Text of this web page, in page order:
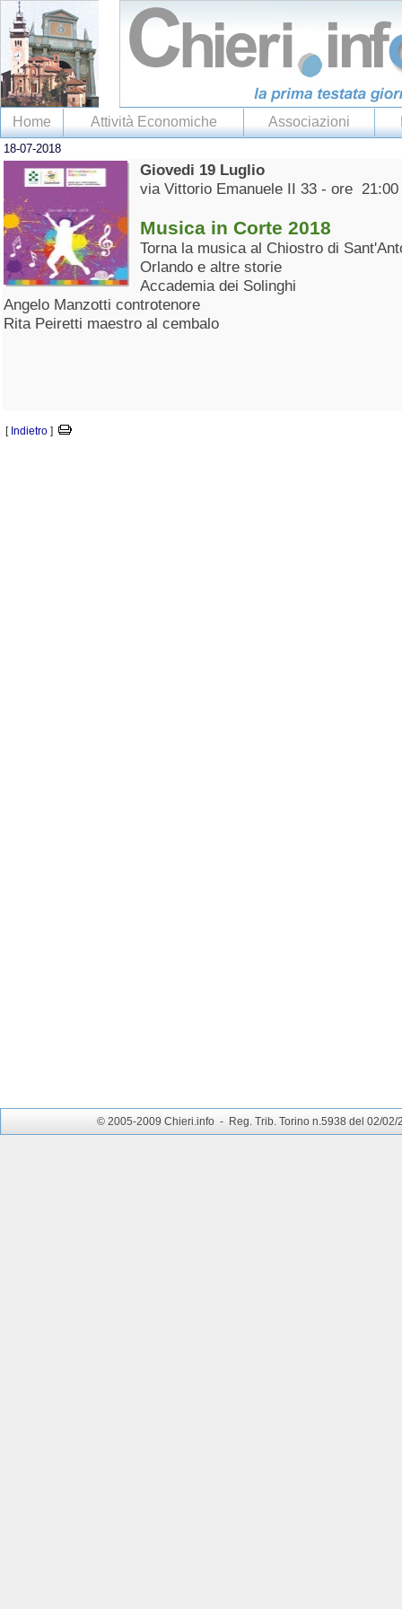
Home Attività Economiche Associazioni
18-07-2018
Giovedi 19 Luglio
via Vittorio Emanuele II 33 - ore
Musica in Corte 2018
Torna la musica al Chiostro di
Orlando e altre storie
Accademia dei Solinghi
Angelo Manzotti controtenore
Rita Peiretti maestro al cembalo
[ Indietro ]
© 2005-2009 Chieri.info - Reg. Trib. Torino n.5938 del 02/02/